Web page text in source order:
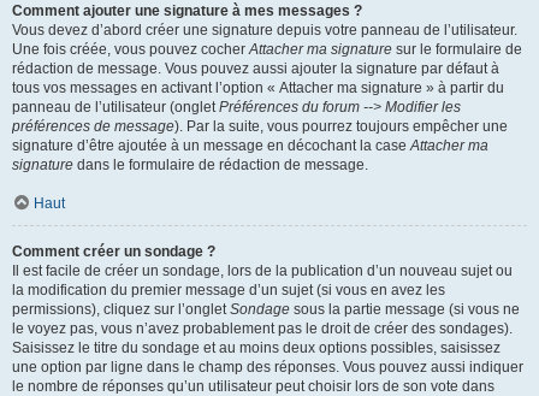
Comment ajouter une signature à mes messages ?
Vous devez d’abord créer une signature depuis votre panneau de l’utilisateur.
Une fois créée, vous pouvez cocherAttacher ma signature sur le formulaire de
rédaction de message. Vous pouvez aussi ajouter la signature par défaut à
tous vos messages en activant l’option « Attacher ma signature » à partir du
panneau de l’utilisateur (ongletPréférences du forum --> Modifier les
préférences de message). Par la suite, vous pourrez toujours empêcher une
signature d’être ajoutée à un message en décochant la caseAttacher ma
signature dans le formulaire de rédaction de message.
Haut
Comment créer un sondage ?
Il est facile de créer un sondage, lors de la publication d’un nouveau sujet ou
la modification du premier message d’un sujet (si vous en avez les
permissions), cliquez sur l’ongletSondage sous la partie message (si vous ne
le voyez pas, vous n’avez probablement pas le droit de créer des sondages).
Saisissez le titre du sondage et au moins deux options possibles, saisissez
une option par ligne dans le champ des réponses. Vous pouvez aussi indiquer
le nombre de réponses qu’un utilisateur peut choisir lors de son vote dans